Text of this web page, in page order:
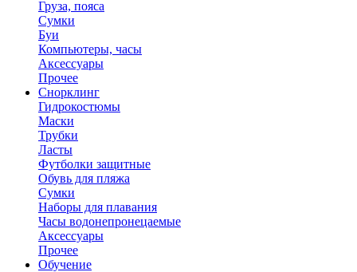
Груза, пояса
Сумки
Буи
Компьютеры, часы
Аксессуары
Прочее
Снорклинг
Гидрокостюмы
Маски
Трубки
Ласты
Футболки защитные
Обувь для пляжа
Сумки
Наборы для плавания
Часы водонепронецаемые
Аксессуары
Прочее
Обучение